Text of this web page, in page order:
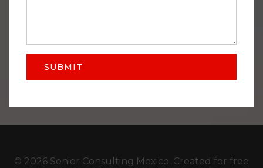
SUBMIT
© 2026 Senior Consulting Mexico. Created for free